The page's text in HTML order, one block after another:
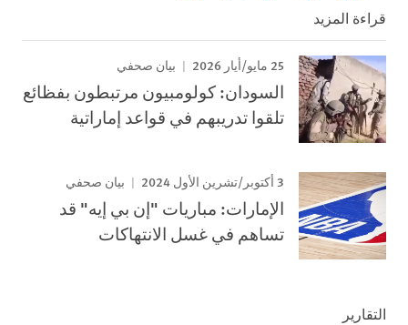
قراءة المزيد
25 مايو/أيار 2026 بيان صحفي
السودان: كولومبيون مرتبطون بفظائع
تلقوا تدريبهم في قواعد إماراتية
3 أكتوبر/تشرين الأول 2024 بيان صحفي
الإمارات: مباريات "إن بي إيه" قد
تساهم في غسل الانتهاكات
التقارير